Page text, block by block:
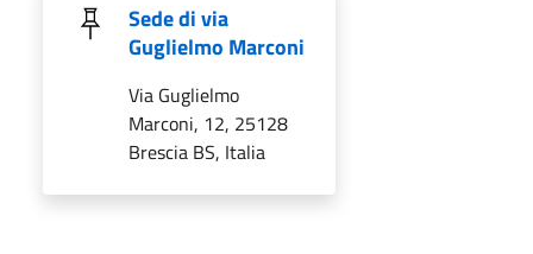
Sede di via
Guglielmo Marconi
Via Guglielmo
Marconi, 12, 25128
Brescia BS, Italia